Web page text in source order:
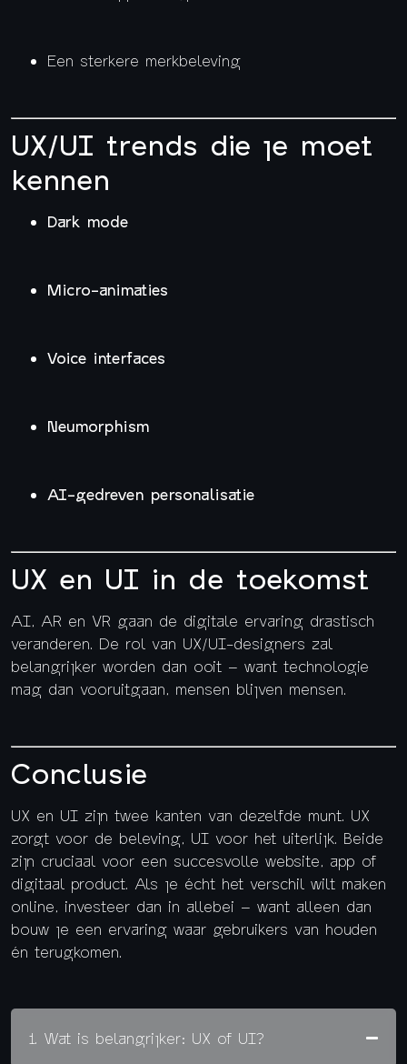
Een sterkere merkbeleving
UX/UI trends die je moet
kennen
Dark mode
Micro-animaties
Voice interfaces
Neumorphism
AI-gedreven personalisatie
UX en UI in de toekomst
AI, AR en VR gaan de digitale ervaring drastisch
veranderen. De rol van UX/UI-designers zal
belangrijker worden dan ooit – want technologie
mag dan vooruitgaan, mensen blijven mensen.
Conclusie
UX en UI zijn twee kanten van dezelfde munt. UX
zorgt voor de beleving, UI voor het uiterlijk. Beide
zijn cruciaal voor een succesvolle website, app of
digitaal product. Als je écht het verschil wilt maken
online, investeer dan in allebei – want alleen dan
bouw je een ervaring waar gebruikers van houden
én terugkomen.
1. Wat is belangrijker: UX of UI?